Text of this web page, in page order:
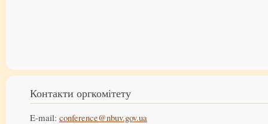
Контакти оргкомітету
E-mail: conference@nbuv.gov.ua